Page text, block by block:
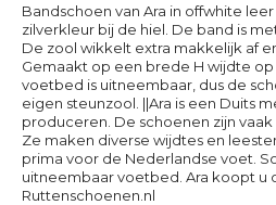
Bandschoen van Ara in offwhite
zilverkleur bij de hiel. De band is
De zool wikkelt extra makkelijk af
Gemaakt op een brede H wijdte
voetbed is uitneembaar, dus de
eigen steunzool. ||Ara is een Duits
produceren. De schoenen zijn
Ze maken diverse wijdtes en
prima voor de Nederlandse voet.
uitneembaar voetbed. Ara koopt u
Ruttenschoenen.nl